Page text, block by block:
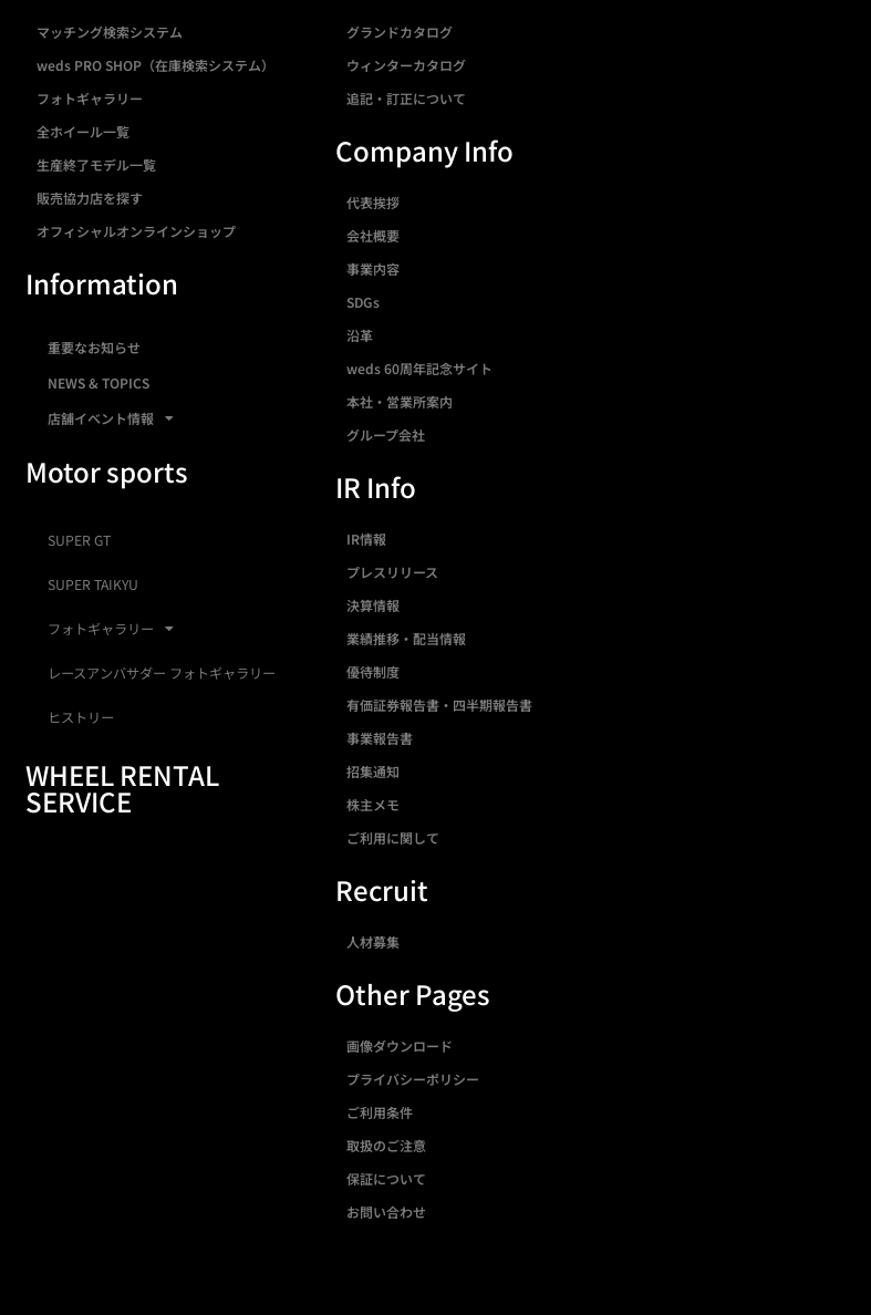
マッチング検索システム
weds PRO SHOP（在庫検索システム）
フォトギャラリー
全ホイール一覧
生産終了モデル一覧
販売協力店を探す
オフィシャルオンラインショップ
Information
重要なお知らせ
NEWS & TOPICS
店舗イベント情報
Motor sports
SUPER GT
SUPER TAIKYU
フォトギャラリー
レースアンバサダー フォトギャラリー
ヒストリー
WHEEL RENTAL
SERVICE
グランドカタログ
ウィンターカタログ
追記・訂正について
Company Info
代表挨拶
会社概要
事業内容
SDGs
沿革
weds 60周年記念サイト
本社・営業所案内
グループ会社
IR Info
IR情報
プレスリリース
決算情報
業績推移・配当情報
優待制度
有価証券報告書・四半期報告書
事業報告書
招集通知
株主メモ
ご利用に関して
Recruit
人材募集
Other Pages
画像ダウンロード
プライバシーポリシー
ご利用条件
取扱のご注意
保証について
お問い合わせ